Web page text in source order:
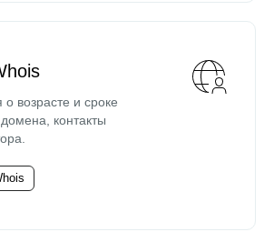
возрасте и сроке
контакты